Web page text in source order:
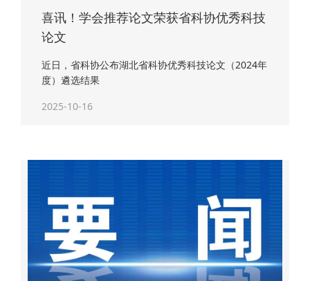
喜讯！学会推荐论文荣获省科协优秀科技
论文
近日，省科协公布湖北省科协优秀科技论文（2024年
度）遴选结果
2025-10-16